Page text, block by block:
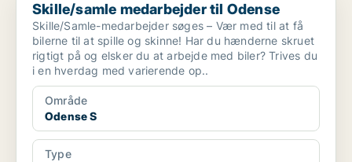
Skille/samle medarbejder til Odense
Skille/Samle-medarbejder søges – Vær med til at få
bilerne til at spille og skinne! Har du hænderne skruet
rigtigt på og elsker du at arbejde med biler? Trives du
i en hverdag med varierende op..
Område
Odense S
Type